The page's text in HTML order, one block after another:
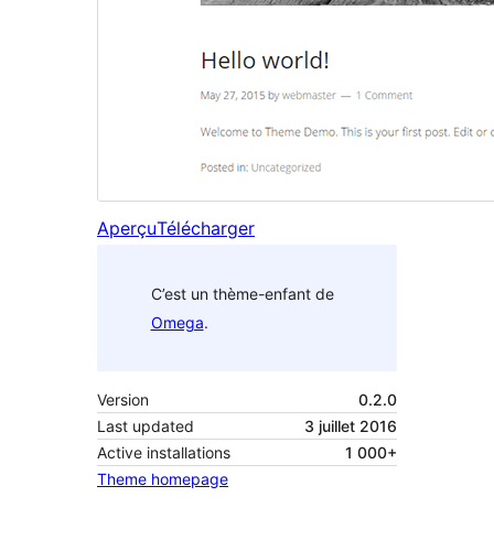
AperçuTélécharger
C’est un thème-enfant de
Omega.
Version
0.2.0
Last updated
3 juillet 2016
Active installations
1 000+
Theme homepage